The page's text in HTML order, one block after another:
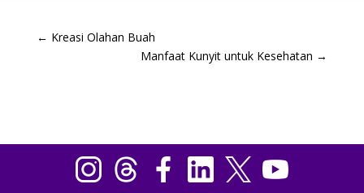
← Kreasi Olahan Buah
Manfaat Kunyit untuk Kesehatan →